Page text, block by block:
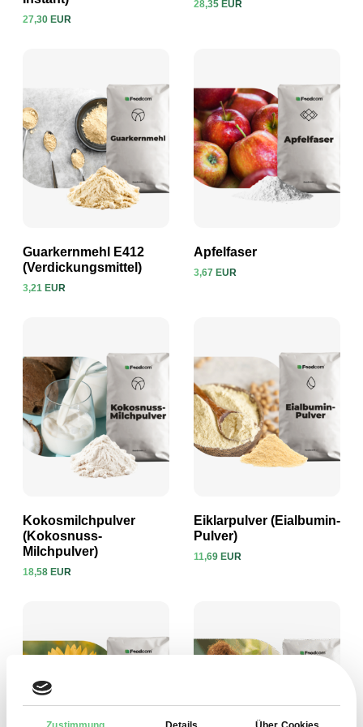
27,30 EUR
Produkt ansehen
28,35 EUR
Produkt ansehen
Guarkernmehl E412
(Verdickungsmittel)
3,21 EUR
Apfelfaser
3,67 EUR
Kokosmilchpulver
(Kokosnuss-
Milchpulver)
18,58 EUR
Produkt ansehen
Eiklarpulver (Eialbumin-
Pulver)
11,69 EUR